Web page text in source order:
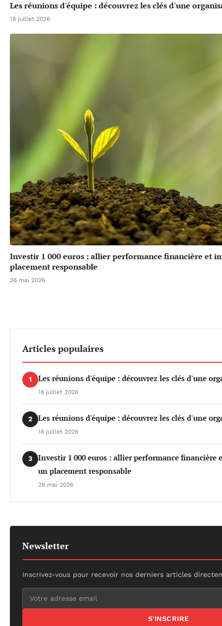
Les réunions d'équipe : découvrez les clés d'une
18 juillet 2026
Investir 1 000 euros : allier performance financière et
placement responsable
26 mai 2026
Articles populaires
1 Les réunions d'équipe : découvrez les clés d'une
18 juillet 2026
2 Les réunions d'équipe : découvrez les clés d'une
18 juillet 2026
3
Investir 1 000 euros : allier performance financière
un placement responsable
26 mai 2026
Newsletter
Inscrivez-vous pour recevoir nos derniers articles
S'INSCRIRE